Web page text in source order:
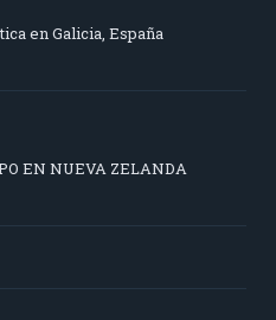
en Galicia, España
EN NUEVA ZELANDA